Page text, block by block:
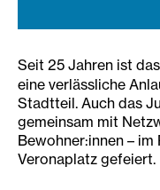
Seit 25 Jahren ist das
eine verlässliche
Stadtteil. Auch das
gemeinsam mit
Bewohner:innen –
Veronaplatz gefeiert.